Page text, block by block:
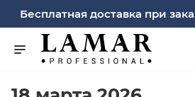
Бесплатная доставка при